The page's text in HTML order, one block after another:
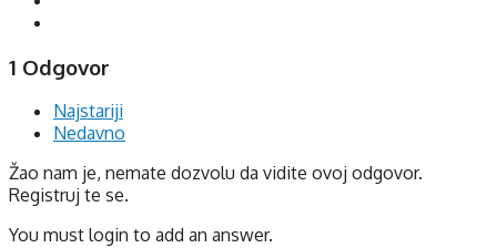
1 Odgovor
Najstariji
Nedavno
Žao nam je, nemate dozvolu da vidite ovoj odgovor.
Registruj te se.
You must login to add an answer.